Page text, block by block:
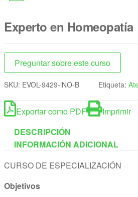
Experto en Homeopatía
Preguntar sobre este curso
SKU: EVOL-9429-iNO-B Etiqueta:
Exportar como PDF
Imprimir
DESCRIPCIÓN
INFORMACIÓN ADICIONAL
CURSO DE ESPECIALIZACIÓN
Objetivos